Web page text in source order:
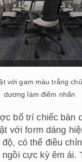
với gam màu trắng
dương làm điểm nhấn
bố trí chiếc bàn
với form dáng
có thể điều
cực kỳ êm ái.